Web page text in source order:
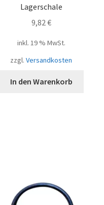
Lagerschale
9,82 €
inkl. 19 % MwSt.
zzgl. Versandkosten
In den Warenkorb